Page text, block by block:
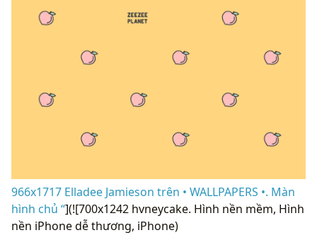
966x1717 Elladee Jamieson trên • WALLPAPERS •. Màn
hình chủ “](![700x1242 hvneycake. Hình nền mềm, Hình
nền iPhone dễ thương, iPhone)